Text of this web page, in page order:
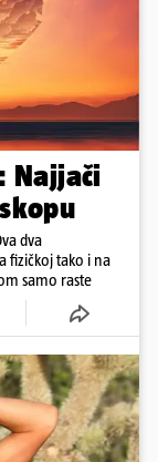
Najjači
dva
fizičkoj tako i na
samo raste